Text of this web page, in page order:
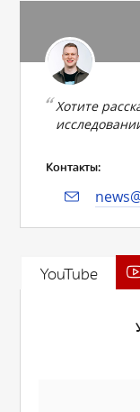
Хотите
Контакты:
YouTube